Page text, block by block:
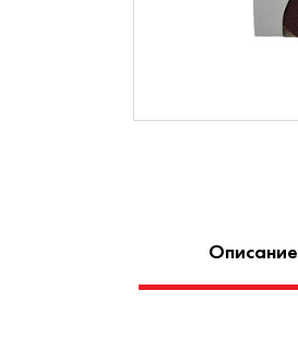
Описание